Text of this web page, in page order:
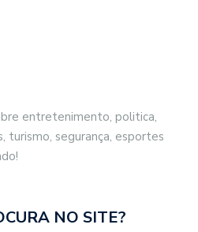
entretenimento, politica,
turismo, segurança, esportes
NO SITE?